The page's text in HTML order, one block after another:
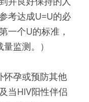
考达成U=U的必
一个U的标准，
监测。）
怀孕或预防其他
当HIV阳性伴侣